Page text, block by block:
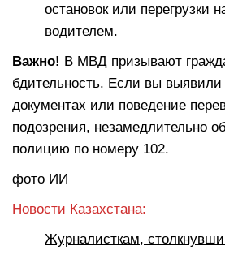
остановок или перегрузки
водителем.
Важно! В МВД призывают
бдительность. Если вы выявили
документах или поведение
подозрения, незамедлительно
полицию по номеру 102.
фото ИИ
Новости Казахстана:
Журналисткам,